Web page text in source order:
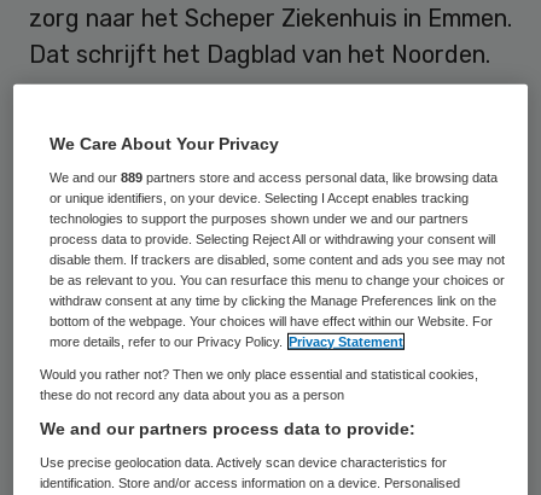
zorg naar het Scheper Ziekenhuis in Emmen.
Dat schrijft het Dagblad van het Noorden.
de raad van bestuur van het ziekenhuis in
Hoogeveen zijn daarmee hoog opgelopen,
aldus het Dagblad van het Noorden.
Medisch specialisten betwijfelen of de raad
van bestuur de situatie nog in de hand
heeft. Verscheidene specialisten hebben
het vertrouwen in de raad van bestuur
verloren, zo meldt de krant op basis van e-
mails.
We Care About Your Privacy
We and our889 partners store and access personal data, like browsing data
or unique identifiers, on your device. Selecting I Accept enables tracking
technologies to support the purposes shown under we and our partners
process data to provide. Selecting Reject All or withdrawing your consent will
disable them. If trackers are disabled, some content and ads you see may not
be as relevant to you. You can resurface this menu to change your choices or
withdraw consent at any time by clicking the Manage Preferences link on the
bottom of the webpage. Your choices will have effect within our Website. For
more details, refer to our Privacy Policy.
Privacy Statement
Would you rather not? Then we only place essential and statistical cookies,
these do not record any data about you as a person
We and our partners process data to provide:
Use precise geolocation data. Actively scan device characteristics for
identification. Store and/or access information on a device. Personalised